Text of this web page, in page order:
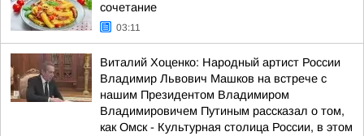
сочетание
03:11
Виталий Хоценко: Народный артист России
Владимир Львович Машков на встрече с
нашим Президентом Владимиром
Владимировичем Путиным рассказал о том,
как Омск - Культурная столица России, в этом